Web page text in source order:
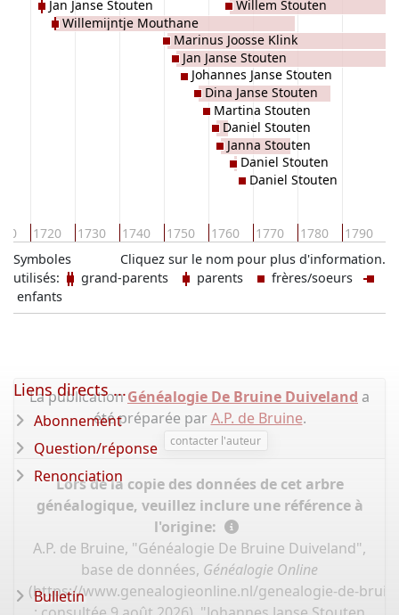
1720 1730 1740 1750 1760 1770 1780 1790
Jan Janse Stouten
Willemijntje Mouthane
Marinus Joosse Klink
Jan Janse Stouten
Johannes Janse Stouten
Dina Janse Stouten
Martina Stouten
Daniel Stouten
Janna Stouten
Willem Stouten
Daniel Stouten
Daniel Stouten
Cliquez sur le nom pour plus d'information.
Symboles
utilisés:
grand-parents parents
frères/soeurs
enfants
La publicationGénéalogie De Bruine Duiveland a
été préparée parA.P. de Bruine.
contacter l'auteur
Lors de la copie des données de cet arbre
généalogique, veuillez inclure une référence à
l'origine:
A.P. de Bruine, "Généalogie De Bruine Duiveland",
base de données, Généalogie Online
(https://www.genealogieonline.nl/genealogie-de-
Liens directs ...
Abonnement
Question/réponse
Renonciation
Bulletin